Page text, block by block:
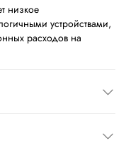
низкое
устройствами,
расходов на